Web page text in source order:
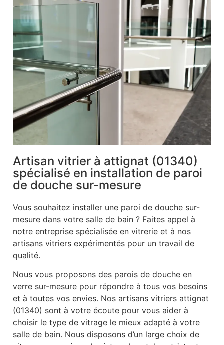
Artisan vitrier à attignat (01340)
spécialisé en installation de paroi
de douche sur-mesure
Vous souhaitez installer une paroi de douche sur-
mesure dans votre salle de bain ? Faites appel à
notre entreprise spécialisée en vitrerie et à nos
artisans vitriers expérimentés pour un travail de
qualité.
Nous vous proposons des parois de douche en
verre sur-mesure pour répondre à tous vos besoins
et à toutes vos envies. Nos artisans vitriers attignat
(01340) sont à votre écoute pour vous aider à
choisir le type de vitrage le mieux adapté à votre
salle de bain. Nous disposons d’un large choix de